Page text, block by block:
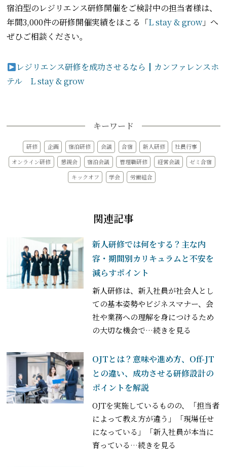
宿泊型のレジリエンス研修開催をご検討中の担当者様は、
年間3,000件の研修開催実績をほこる「L stay & grow」へ
ぜひご相談ください。
レジリエンス研修を成功させるなら┃カンファレンスホ
テル L stay & grow
キーワード
研修 企画 宿泊研修 会議 合宿 新人研修
社員行事
オンライン研修
懇親会 宿泊会議 管理職研修 経営会議
ゼミ合宿
キックオフ
学会 労働組合
関連記事
新人研修では何をする？主な内
容・期間別カリキュラムと不安を
減らすポイント
新人研修は、新入社員が社会人とし
ての基本姿勢やビジネスマナー、会
社や業務への理解を身につけるため
の大切な機会で…続きを見る
OJTとは？意味や進め方、Off-JT
との違い、成功させる研修設計の
ポイントを解説
OJTを実施しているものの、「担当者
によって教え方が違う」「現場任せ
になっている」「新入社員が本当に
育っている…続きを見る